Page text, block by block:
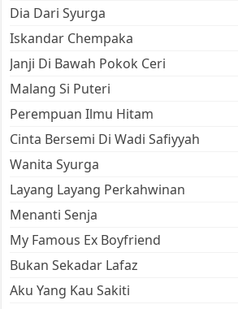
Dia Dari Syurga
Iskandar Chempaka
Janji Di Bawah Pokok Ceri
Malang Si Puteri
Perempuan Ilmu Hitam
Cinta Bersemi Di Wadi Safiyyah
Wanita Syurga
Layang Layang Perkahwinan
Menanti Senja
My Famous Ex Boyfriend
Bukan Sekadar Lafaz
Aku Yang Kau Sakiti